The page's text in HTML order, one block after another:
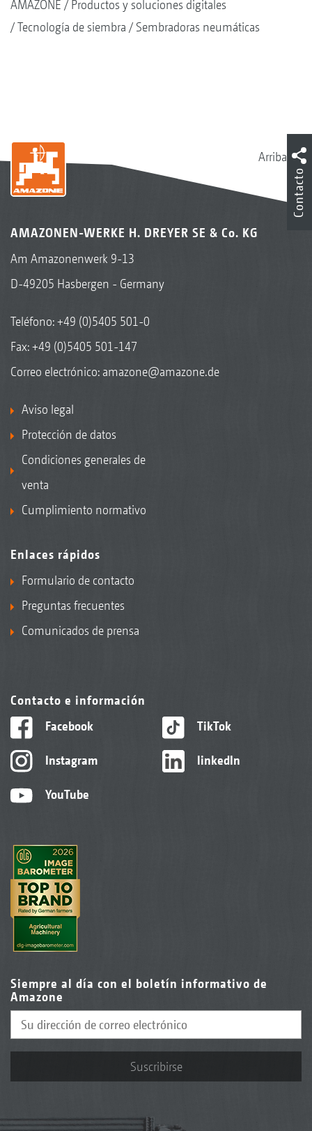
AMAZONE
Productos y soluciones digitales
Tecnología de siembra
Sembradoras neumáticas
Arriba
AMAZONEN-WERKE H. DREYER SE & Co. KG
Am Amazonenwerk 9-13
D-49205 Hasbergen - Germany
Teléfono:+49 (0)5405 501-0
Fax: +49 (0)5405 501-147
Correo electrónico: amazone@amazone.de
Aviso legal
Protección de datos
Condiciones generales de
venta
Cumplimiento normativo
Enlaces rápidos
Formulario de contacto
Preguntas frecuentes
Comunicados de prensa
Contacto e información
Facebook
Instagram
YouTube
TikTok
linkedIn
Siempre al día con el boletín informativo de
Amazone
Suscribirse
Contacto